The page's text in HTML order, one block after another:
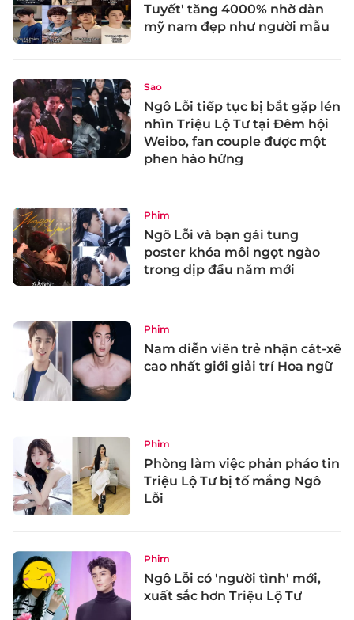
Tuyết' tăng 4000% nhờ dàn
mỹ nam đẹp như người mẫu
Sao
Ngô Lỗi tiếp tục bị bắt gặp lén
nhìn Triệu Lộ Tư tại Đêm hội
Weibo, fan couple được một
phen hào hứng
Phim
Ngô Lỗi và bạn gái tung
poster khóa môi ngọt ngào
trong dịp đầu năm mới
Phim
Nam diễn viên trẻ nhận cát-xê
cao nhất giới giải trí Hoa ngữ
Phim
Phòng làm việc phản pháo tin
Triệu Lộ Tư bị tố mắng Ngô
Lỗi
Phim
Ngô Lỗi có 'người tình' mới,
xuất sắc hơn Triệu Lộ Tư